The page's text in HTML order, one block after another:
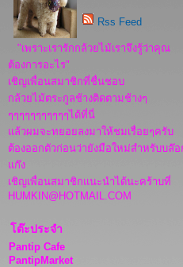
Rss Feed
"เพราะเรารักกล้วยไม้เราจึงรู้ว่าคุณ
ต้องการอะไร"
เชิญเพื่อนสมาชิกที่ชื่นชอบ
กล้วยไม้ตระกูลช้างติดตามช้างๆ
ๆๆๆๆๆๆๆๆๆๆๆได้ที่นี่
แล้วผมจะทยอยลงมาให้ชมเรื่อยๆครับ
ต้องออกตัวก่อนว่ายังมือใหม่สำหรับบล๊อ
แก๊ง
เชิญเพื่อนสมาชิกแนะนำได้นะคร้าบที่
HUMKIN@HOTMAIL.COM
โต๊ะประจำ
Pantip Cafe
PantipMarket